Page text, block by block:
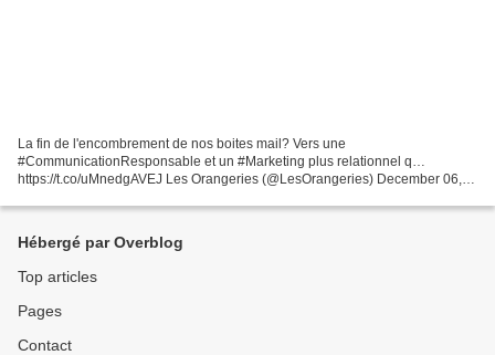
La fin de l'encombrement de nos boites mail? Vers une
#CommunicationResponsable et un #Marketing plus relationnel q…
https://t.co/uMnedgAVEJ Les Orangeries (@LesOrangeries) December 06,
#CommunicationResponsable...
Hébergé par Overblog
Top articles
Pages
Contact